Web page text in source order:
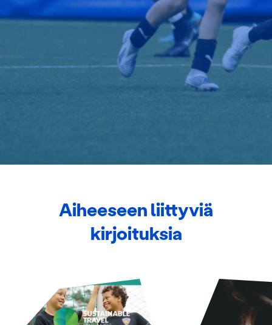
Aiheeseen liittyviä
kirjoituksia